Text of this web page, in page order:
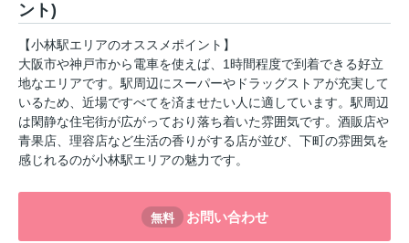
ント)
【小林駅エリアのオススメポイント】
大阪市や神戸市から電車を使えば、1時間程度で到着できる好立
地なエリアです。駅周辺にスーパーやドラッグストアが充実して
いるため、近場ですべてを済ませたい人に適しています。駅周辺
は閑静な住宅街が広がっており落ち着いた雰囲気です。酒販店や
青果店、理容店など生活の香りがする店が並び、下町の雰囲気を
感じれるのが小林駅エリアの魅力です。
無料 お問い合わせ